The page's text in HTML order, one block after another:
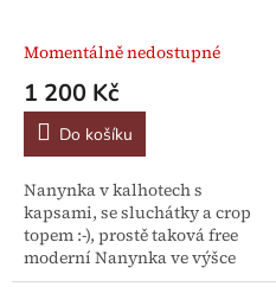
Momentálně nedostupné
1 200 Kč
Do košíku
Nanynka v kalhotech s
kapsami, se sluchátky a crop
topem :-), prostě taková free
moderní Nanynka ve výšce
38 cm